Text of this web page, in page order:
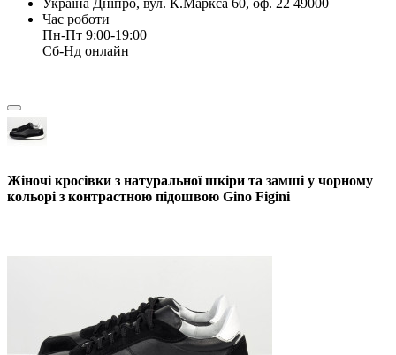
Україна Дніпро, вул. К.Маркса 60, оф. 22 49000
Час роботи
Пн-Пт 9:00-19:00
Сб-Нд онлайн
Жіночі кросівки з натуральної шкіри та замші у чорному
кольорі з контрастною підошвою Gino Figini